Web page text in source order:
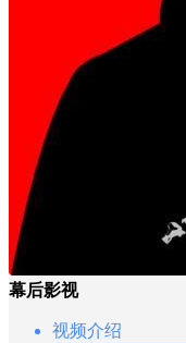
幕后影视
视频介绍